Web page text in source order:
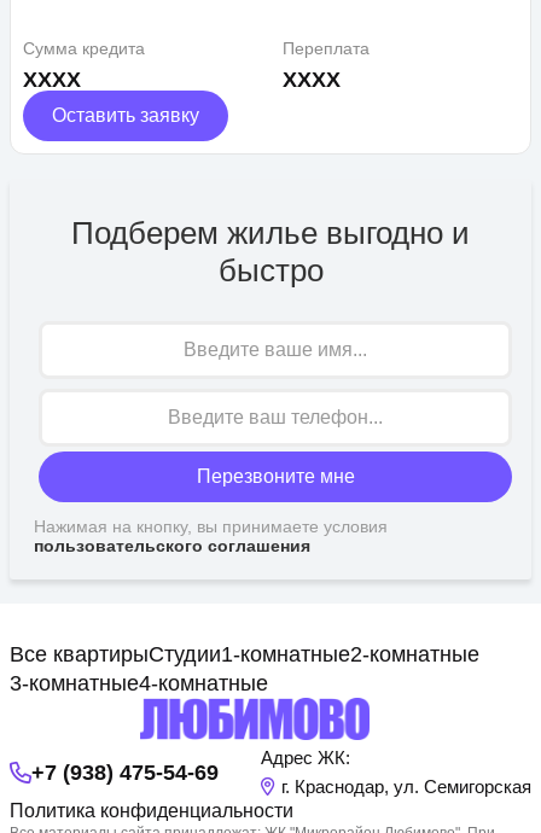
Сумма кредита
XXXX
Переплата
XXXX
Оставить заявку
Подберем жилье выгодно и
быстро
Перезвоните мне
Нажимая на кнопку, вы принимаете условия
пользовательского соглашения
Все квартирыСтудии1-комнатные2-комнатные
3-комнатные4-комнатные
Адрес ЖК:
г. Краснодар, ул. Семигорская
+7 (938) 475-54-69
Политика конфиденциальности